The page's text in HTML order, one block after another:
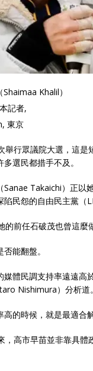
Khalil）
記者,
東京
舉行眾議院大選，這
選民都措手不及。
Sanae Takaichi）正
民怨的自由民主黨（
前任石破茂也曾這麼
能翻盤。
媒體民調支持率遠遠
Nishimura）分析道。
高的時候，就是最適合
，高市早苗並非靠具